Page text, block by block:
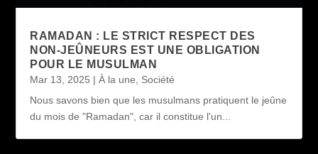
RAMADAN : LE STRICT RESPECT DES
NON-JEÛNEURS EST UNE OBLIGATION
POUR LE MUSULMAN
Mar 13, 2025 |À la une
Société
Nous savons bien que les musulmans pratiquent le jeûne
du mois de "Ramadan", car il constitue l'un...